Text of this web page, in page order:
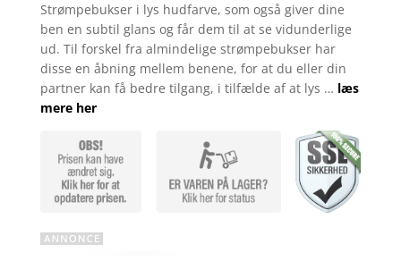
ud af 5
baseret
på
kundebedø
mmelser
Strømpebukser i lys hudfarve, som også giver dine
ben en subtil glans og får dem til at se vidunderlige
ud. Til forskel fra almindelige strømpebukser har
disse en åbning mellem benene, for at du eller din
partner kan få bedre tilgang, i tilfælde af at lys … læs
mere her